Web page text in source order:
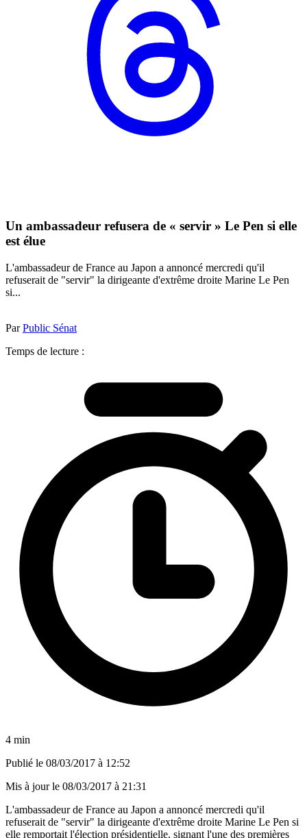
Un ambassadeur refusera de « servir » Le Pen si elle
est élue
L'ambassadeur de France au Japon a annoncé mercredi qu'il
refuserait de "servir" la dirigeante d'extrême droite Marine Le Pen
si...
ParPublic Sénat
Temps de lecture :
4 min
Publié le 08/03/2017 à 12:52
Mis à jour le 08/03/2017 à 21:31
L'ambassadeur de France au Japon a annoncé mercredi qu'il
refuserait de "servir" la dirigeante d'extrême droite Marine Le Pen si
elle remportait l'élection présidentielle, signant l'une des premières